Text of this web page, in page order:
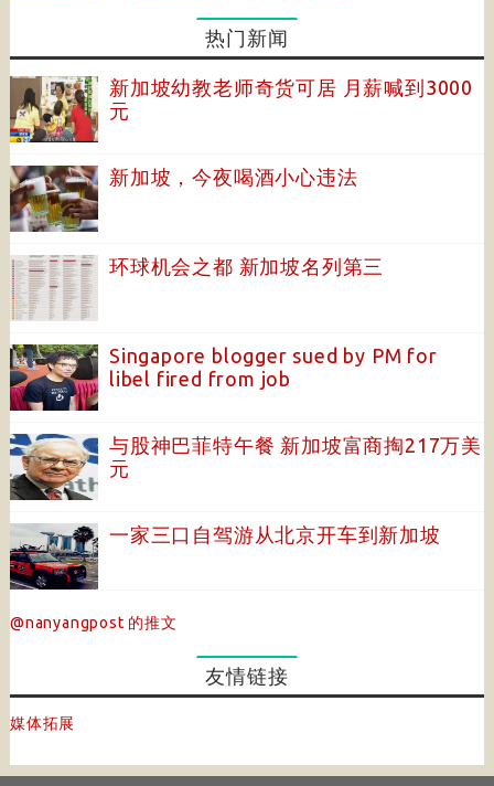
热门新闻
新加坡幼教老师奇货可居 月薪喊到3000
元
新加坡，今夜喝酒小心违法
环球机会之都 新加坡名列第三
Singapore blogger sued by PM for
libel fired from job
与股神巴菲特午餐 新加坡富商掏217万美
元
一家三口自驾游从北京开车到新加坡
@nanyangpost 的推文
友情链接
媒体拓展